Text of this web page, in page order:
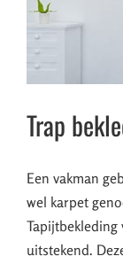
Trap
Een vakman
wel karpet
Tapijtbekleding
uitstekend.